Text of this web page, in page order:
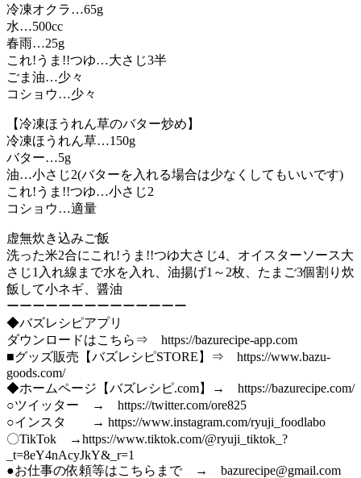
冷凍オクラ…65g
水…500cc
春雨…25g
これ!うま!!つゆ…大さじ3半
ごま油…少々
コショウ…少々
【冷凍ほうれん草のバター炒め】
冷凍ほうれん草…150g
バター…5g
油…小さじ2(バターを入れる場合は少なくしてもいいです)
これ!うま!!つゆ…小さじ2
コショウ…適量
虚無炊き込みご飯
洗った米2合にこれ!うま!!つゆ大さじ4、オイスターソース大
さじ1入れ線まで水を入れ、油揚げ1～2枚、たまご3個割り炊
飯して小ネギ、醤油
ーーーーーーーーーーーーーー
◆バズレシピアプリ
ダウンロードはこちら⇒ https://bazurecipe-app.com
■グッズ販売【バズレシピSTORE】⇒ https://www.bazu-
goods.com/
◆ホームページ【バズレシピ.com】→ https://bazurecipe.com/
○ツイッター → https://twitter.com/ore825
○インスタ → https://www.instagram.com/ryuji_foodlabo
〇TikTok →https://www.tiktok.com/@ryuji_tiktok_?
_t=8eY4nAcyJkY&_r=1
●お仕事の依頼等はこちらまで → bazurecipe@gmail.com